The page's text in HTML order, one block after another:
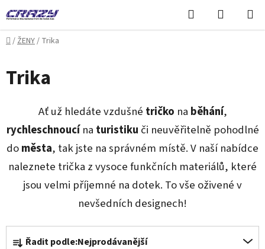
na
obsah
Hledat
KOŠÍK
Domů
/ŽENY/ Trika
Trika
Ať už hledáte vzdušné tričko na běhání,
rychleschnoucína turistiku či neuvěřitelně pohodlné
doměsta, tak jste na správném místě. V naší nabídce
naleznete trička z vysoce funkčních materiálů, které
jsou velmi příjemné na dotek. To vše oživené v
nevšedních designech!
Ř Řadit podle:Nejprodávanější